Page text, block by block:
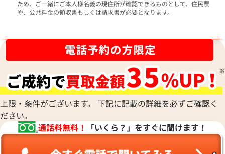
ため、ご一緒にご本人様名義の現住所が確認できるものとして、住民票
や、公共料金の領収書もしくは請求書が必要となります。
上限・条件がございます。 下記に記載の詳細を必ずご確認く
ださい。
通話料無料！
「いくら？」をすぐに聞けます！